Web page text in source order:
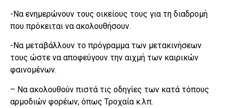
-Να ενημερώνουν τους οικείους τους για τη διαδρομή
που πρόκειται να ακολουθήσουν.
-Να μεταβάλλουν το πρόγραμμα των μετακινήσεων
τους ώστε να αποφεύγουν την αιχμή των καιρικών
φαινομένων.
– Να ακολουθούν πιστά τις οδηγίες των κατά τόπους
αρμοδιών φορέων, όπως Τροχαία κ.λπ.